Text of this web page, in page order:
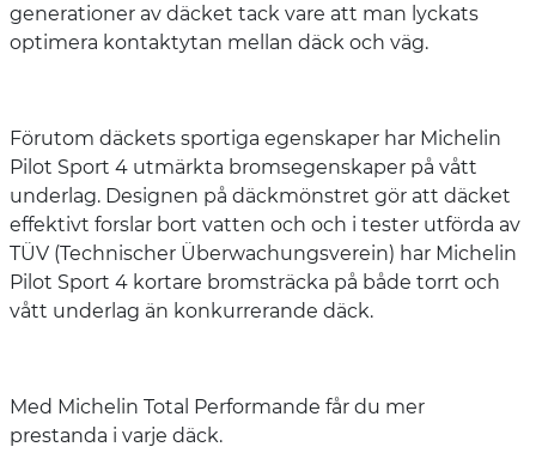
generationer av däcket tack vare att man lyckats
optimera kontaktytan mellan däck och väg.
Förutom däckets sportiga egenskaper har Michelin
Pilot Sport 4 utmärkta bromsegenskaper på vått
underlag. Designen på däckmönstret gör att däcket
effektivt forslar bort vatten och och i tester utförda av
TÜV (Technischer Überwachungsverein) har Michelin
Pilot Sport 4 kortare bromsträcka på både torrt och
vått underlag än konkurrerande däck.
Med Michelin Total Performande får du mer
prestanda i varje däck.